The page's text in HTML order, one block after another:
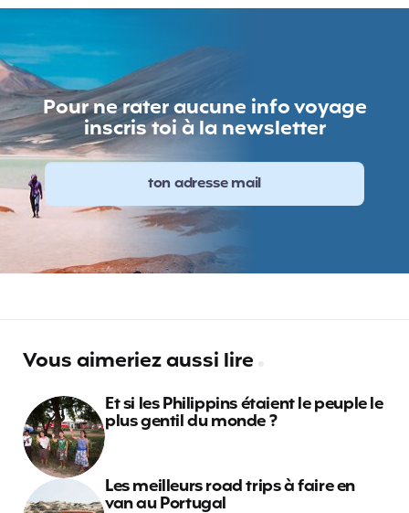
Pour ne rater aucune info voyage
inscris toi à la newsletter
Vous aimeriez aussi lire
Et si les Philippins étaient le peuple le
plus gentil du monde ?
Les meilleurs road trips à faire en
van au Portugal